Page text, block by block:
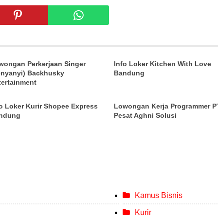
Perkerjaan Singer
Backhusky
Info Loker Kitchen With Love
Bandung
Loker Kurir Shopee Express
Lowongan Kerja Programmer
Pesat Aghni Solusi
Kamus Bisnis
Kurir